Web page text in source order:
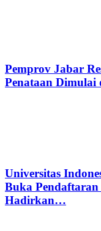
Pemprov Jabar
Penataan Dimulai
Universitas
Buka
Hadirkan…